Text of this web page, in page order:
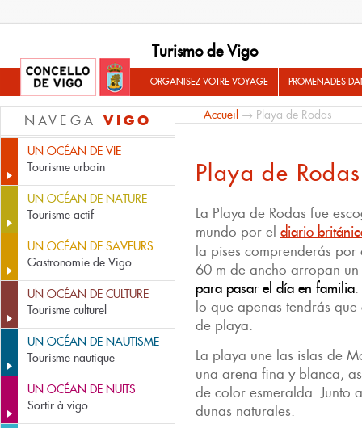
Turismo de Vigo
ORGANISEZ VOTRE VOYAGE PROMENADES
NAVEGA VIGO
UN OCÉAN DE VIE
Tourisme urbain
UN OCÉAN DE NATURE
Tourisme actif
UN OCÉAN DE SAVEURS
Gastronomie de Vigo
UN OCÉAN DE CULTURE
Tourisme culturel
UN OCÉAN DE NAUTISME
Tourisme nautique
UN OCÉAN DE NUITS
Sortir à vigo
Accueil → Playa de Rodas
Playa de Rodas
La Playa de Rodas fue
mundo por el diario
la pises comprenderás
60 m de ancho arropan
para pasar el día en familia
lo que apenas tendrás
de playa.
La playa une las islas de
una arena fina y blanca,
de color esmeralda. Junto
dunas naturales.